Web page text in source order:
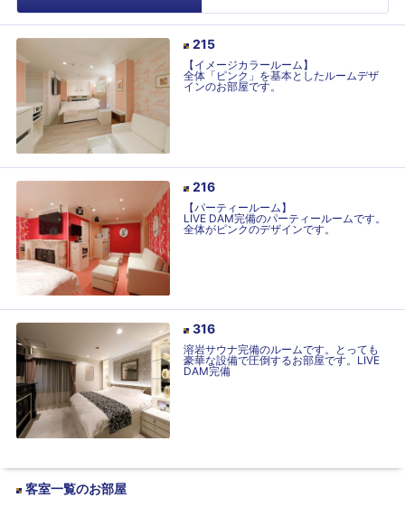
215
【イメージカラールーム】
全体「ピンク」を基本としたルームデザ
インのお部屋です。
216
【パーティールーム】
LIVE DAM完備のパーティールームです。
全体がピンクのデザインです。
316
溶岩サウナ完備のルームです。とっても
豪華な設備で圧倒するお部屋です。LIVE
DAM完備
客室一覧のお部屋